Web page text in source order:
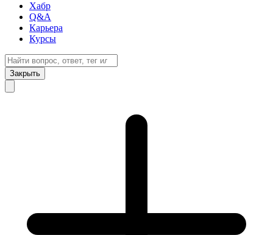
Хабр
Q&A
Карьера
Курсы
Закрыть